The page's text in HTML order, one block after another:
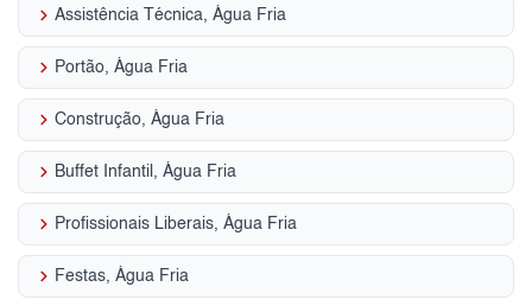
keyboard_arrow_right Assistência Técnica, Água Fria
keyboard_arrow_right Portão, Água Fria
keyboard_arrow_right Construção, Água Fria
keyboard_arrow_right Buffet Infantil, Água Fria
keyboard_arrow_right Profissionais Liberais, Água Fria
keyboard_arrow_right Festas, Água Fria